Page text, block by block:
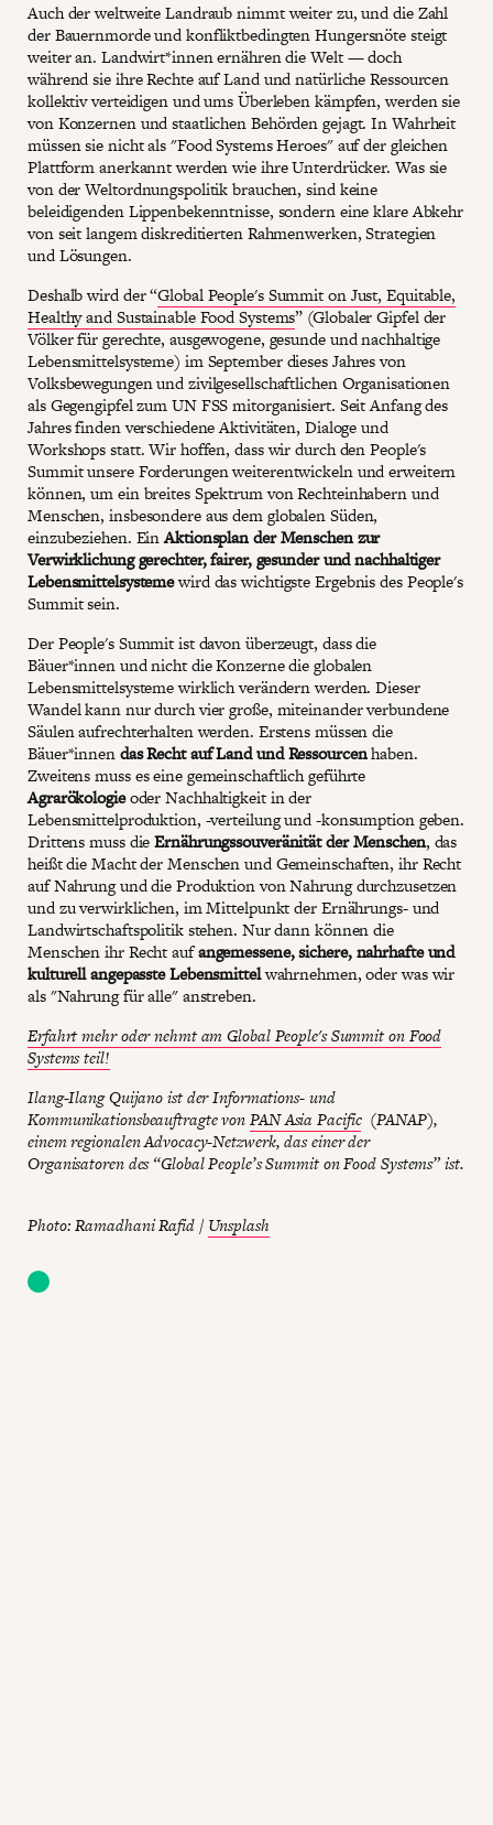
Auch der weltweite Landraub nimmt weiter zu, und die Zahl
der Bauernmorde und konfliktbedingten Hungersnöte steigt
weiter an. Landwirt*innen ernähren die Welt — doch
während sie ihre Rechte auf Land und natürliche Ressourcen
kollektiv verteidigen und ums Überleben kämpfen, werden sie
von Konzernen und staatlichen Behörden gejagt. In Wahrheit
müssen sie nicht als "Food Systems Heroes" auf der gleichen
Plattform anerkannt werden wie ihre Unterdrücker. Was sie
von der Weltordnungspolitik brauchen, sind keine
beleidigenden Lippenbekenntnisse, sondern eine klare Abkehr
von seit langem diskreditierten Rahmenwerken, Strategien
und Lösungen.
Deshalb wird der “Global People's Summit on Just, Equitable,
Healthy and Sustainable Food Systems” (Globaler Gipfel der
Völker für gerechte, ausgewogene, gesunde und nachhaltige
Lebensmittelsysteme) im September dieses Jahres von
Volksbewegungen und zivilgesellschaftlichen Organisationen
als Gegengipfel zum UN FSS mitorganisiert. Seit Anfang des
Jahres finden verschiedene Aktivitäten, Dialoge und
Workshops statt. Wir hoffen, dass wir durch den People's
Summit unsere Forderungen weiterentwickeln und erweitern
können, um ein breites Spektrum von Rechteinhabern und
Menschen, insbesondere aus dem globalen Süden,
einzubeziehen. EinAktionsplan der Menschen zur
Verwirklichung gerechter, fairer, gesunder und nachhaltiger
Lebensmittelsystemewird das wichtigste Ergebnis des People's
Summit sein.
Der People's Summit ist davon überzeugt, dass die
Bäuer*innen und nicht die Konzerne die globalen
Lebensmittelsysteme wirklich verändern werden. Dieser
Wandel kann nur durch vier große, miteinander verbundene
Säulen aufrechterhalten werden. Erstens müssen die
Bäuer*innendas Recht auf Land und Ressourcenhaben.
Zweitens muss es eine gemeinschaftlich geführte
Agrarökologieoder Nachhaltigkeit in der
Lebensmittelproduktion, -verteilung und -konsumption geben.
Drittens muss dieErnährungssouveränität der Menschen, das
heißt die Macht der Menschen und Gemeinschaften, ihr Recht
auf Nahrung und die Produktion von Nahrung durchzusetzen
und zu verwirklichen, im Mittelpunkt der Ernährungs- und
Landwirtschaftspolitik stehen. Nur dann können die
Menschen ihr Recht aufangemessene, sichere, nahrhafte und
kulturell angepasste Lebensmittelwahrnehmen, oder was wir
als "Nahrung für alle" anstreben.
Erfahrt mehr oder nehmt am Global People's Summit on Food
Systems teil!
Ilang-Ilang Quijano ist der Informations- und
Kommunikationsbeauftragte vonPAN Asia Pacific(PANAP),
einem regionalen Advocacy-Netzwerk, das einer der
Organisatoren des “Global People’s Summit on Food Systems” ist.
Photo: Ramadhani Rafid /Unsplash